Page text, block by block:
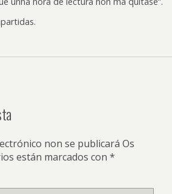
non se publicará Os
están marcados con *